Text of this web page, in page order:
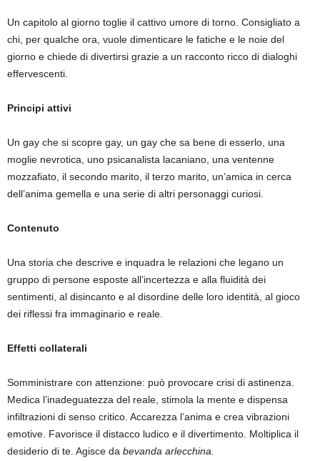
Un capitolo al giorno toglie il cattivo umore di torno. Consigliato a
chi, per qualche ora, vuole dimenticare le fatiche e le noie del
giorno e chiede di divertirsi grazie a un racconto ricco di dialoghi
effervescenti.
Principi attivi
Un gay che si scopre gay, un gay che sa bene di esserlo, una
moglie nevrotica, uno psicanalista lacaniano, una ventenne
mozzafiato, il secondo marito, il terzo marito, un’amica in cerca
dell’anima gemella e una serie di altri personaggi curiosi.
Contenuto
Una storia che descrive e inquadra le relazioni che legano un
gruppo di persone esposte all’incertezza e alla fluidità dei
sentimenti, al disincanto e al disordine delle loro identità, al gioco
dei riflessi fra immaginario e reale.
Effetti collaterali
Somministrare con attenzione: può provocare crisi di astinenza.
Medica l’inadeguatezza del reale, stimola la mente e dispensa
infiltrazioni di senso critico. Accarezza l’anima e crea vibrazioni
emotive. Favorisce il distacco ludico e il divertimento. Moltiplica il
desiderio di te. Agisce da bevanda arlecchina.